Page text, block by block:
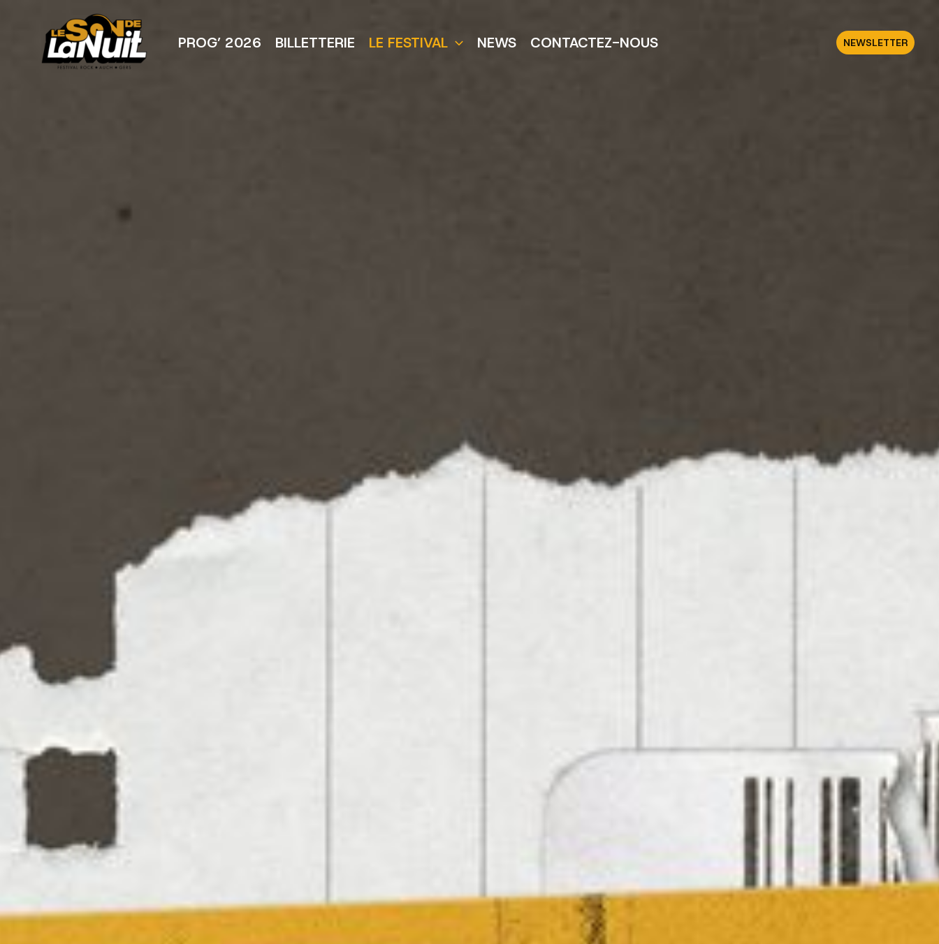
PROG’ 2026 BILLETTERIE LE FESTIVAL NEWS CONTACTEZ-NOUS NEWSLETTER